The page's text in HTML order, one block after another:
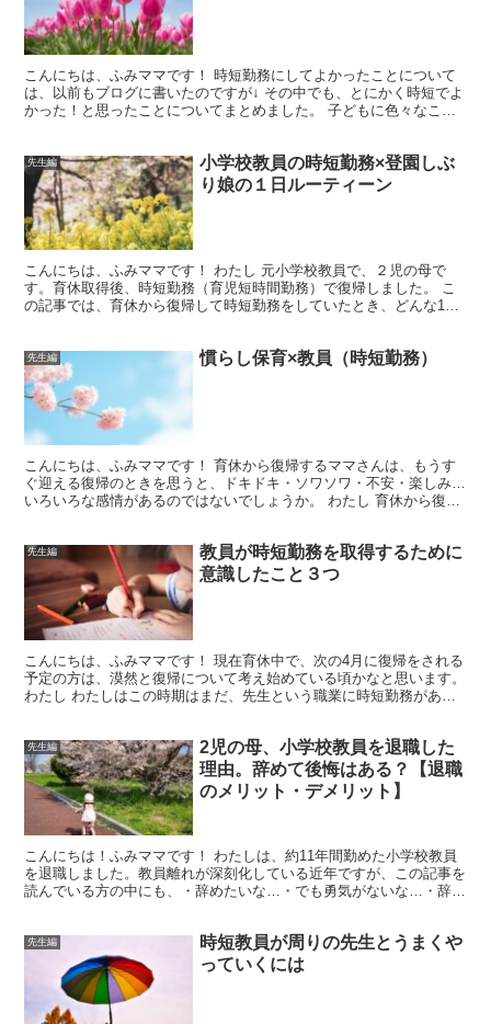
こんにちは、ふみママです！ 時短勤務にしてよかったことについて
は、以前もブログに書いたのですが↓ その中でも、とにかく時短でよ
かった！と思ったことについてまとめました。 子どもに色々なこと
先生編
小学校教員の時短勤務×登園しぶ
り娘の１日ルーティーン
こんにちは、ふみママです！ わたし 元小学校教員で、２児の母で
す。育休取得後、時短勤務（育児短時間勤務）で復帰しました。 こ
の記事では、育休から復帰して時短勤務をしていたとき、どんな1日
先生編 慣らし保育×教員（時短勤務）
こんにちは、ふみママです！ 育休から復帰するママさんは、もうす
ぐ迎える復帰のときを思うと、ドキドキ・ソワソワ・不安・楽しみ…
いろいろな感情があるのではないでしょうか。 わたし 育休から復帰
先生編
教員が時短勤務を取得するために
意識したこと３つ
こんにちは、ふみママです！ 現在育休中で、次の4月に復帰をされる
予定の方は、漠然と復帰について考え始めている頃かなと思います。
わたし わたしはこの時期はまだ、先生という職業に時短勤務がある
先生編
2児の母、小学校教員を退職した
理由。辞めて後悔はある？【退職
のメリット・デメリット】
こんにちは！ふみママです！ わたしは、約11年間勤めた小学校教員
を退職しました。教員離れが深刻化している近年ですが、この記事を
読んでいる方の中にも、・辞めたいな…・でも勇気がないな…・辞め
先生編
時短教員が周りの先生とうまくや
っていくには